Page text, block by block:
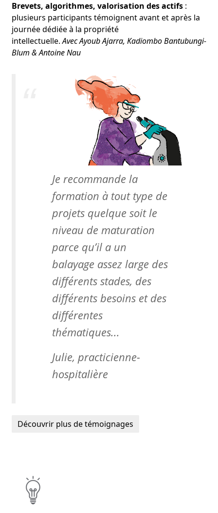
Brevets, algorithmes, valorisation des actifs :
plusieurs participants témoignent avant et après la
journée dédiée à la propriété
intellectuelle.Avec Ayoub Ajarra, Kadiombo Bantubungi-
Blum & Antoine Nau
Je recommande la
formation à tout type de
projets quelque soit le
niveau de maturation
parce qu’il a un
balayage assez large des
différents stades, des
différents besoins et des
différentes
thématiques...
Julie, practicienne-
hospitalière
Découvrir plus de témoignages